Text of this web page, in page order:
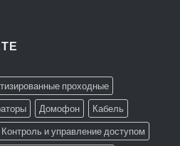
проходные
Домофон
Кабель
Контроль и управление доступом